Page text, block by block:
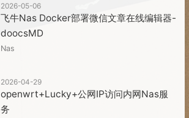
2026-05-06
飞牛Nas Docker部署微信文章在线编辑器-
doocsMD
Nas
2026-04-29
openwrt+Lucky+公网IP访问内网Nas服
务